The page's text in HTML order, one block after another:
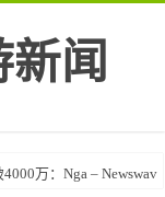
闻
万：Nga – Newswav